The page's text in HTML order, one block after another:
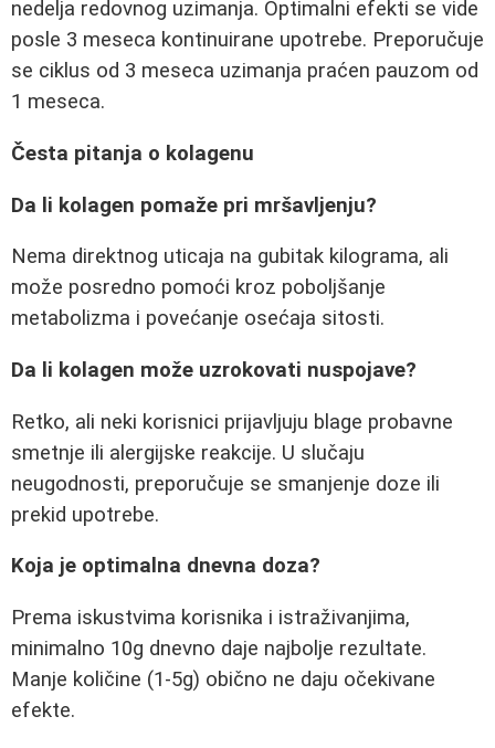
nedelja redovnog uzimanja. Optimalni efekti se vide
posle 3 meseca kontinuirane upotrebe. Preporučuje
se ciklus od 3 meseca uzimanja praćen pauzom od
1 meseca.
Česta pitanja o kolagenu
Da li kolagen pomaže pri mršavljenju?
Nema direktnog uticaja na gubitak kilograma, ali
može posredno pomoći kroz poboljšanje
metabolizma i povećanje osećaja sitosti.
Da li kolagen može uzrokovati nuspojave?
Retko, ali neki korisnici prijavljuju blage probavne
smetnje ili alergijske reakcije. U slučaju
neugodnosti, preporučuje se smanjenje doze ili
prekid upotrebe.
Koja je optimalna dnevna doza?
Prema iskustvima korisnika i istraživanjima,
minimalno 10g dnevno daje najbolje rezultate.
Manje količine (1-5g) obično ne daju očekivane
efekte.